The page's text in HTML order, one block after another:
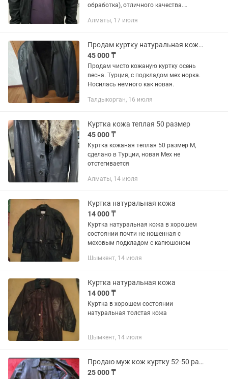
обработка), отличного качества.
подошел. Размер М, этикетка имеется.
Алматы, 17 июля
Продам куртку натуральная кожа с подкладкой мех норка
45 000 ₸
Продам чисто кожаную куртку осень
весна. Турция, с подкладом мех норка.
Носилась немного как новая.
Талдыкорган, 16 июля
Куртка кожа теплая 50 размер
45 000 ₸
Куртка кожаная теплая 50 размер M,
сделано в Турции, новая Мех не
отстегивается
Алматы, 14 июля
Куртка натуральная кожа
14 000 ₸
Куртка натуральная кожа в хорошем
состоянии почти не ношенная с
меховым подкладом с капюшоном
Шымкент, 14 июля
Куртка натуральная кожа
14 000 ₸
Куртка в хорошем состоянии
натуральная толстая кожа
Шымкент, 14 июля
Продаю муж кож куртку 52-50 разм
25 000 ₸